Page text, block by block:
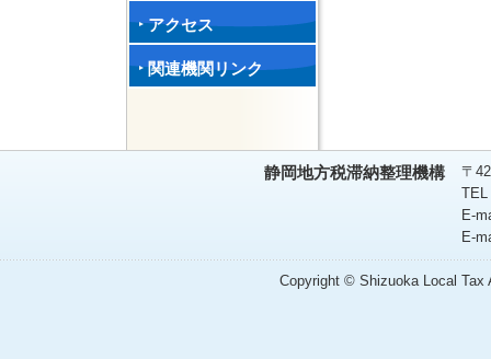
アクセス
関連機関リンク
静岡地方税滞納整理機構
〒
TEL
E-
E-
Copyright © Shizuoka Local Tax